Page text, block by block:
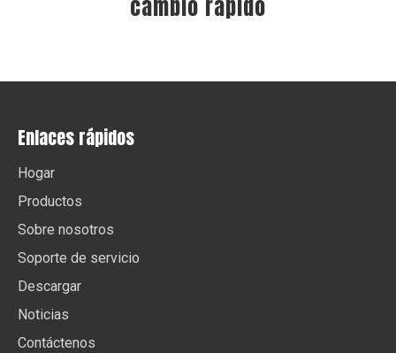
cambio rápido
Enlaces rápidos
Hogar
Productos
Sobre nosotros
Soporte de servicio
Descargar
Noticias
Contáctenos